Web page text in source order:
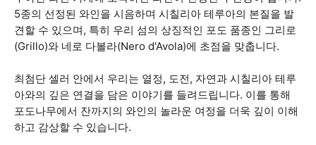
5종의 선정된 와인을 시음하며 시칠리아 테루아의 본질을 발
견할 수 있으며, 특히 우리 섬의 상징적인 포도 품종인 그리로
(Grillo)와 네로 다볼라(Nero d'Avola)에 초점을 맞춥니다.
최첨단 셀러 안에서 우리는 열정, 도전, 자연과 시칠리아 테루
아와의 깊은 연결을 담은 이야기를 들려드립니다. 이를 통해
포도나무에서 잔까지의 와인의 놀라운 여정을 더욱 깊이 이해
하고 감상할 수 있습니다.